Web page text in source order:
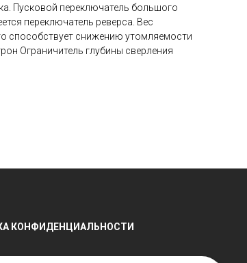
Пусковой переключатель большого
переключатель реверса. Вес
способствует снижению утомляемости
Ограничитель глубины сверления
КОНФИДЕНЦИАЛЬНОСТИ